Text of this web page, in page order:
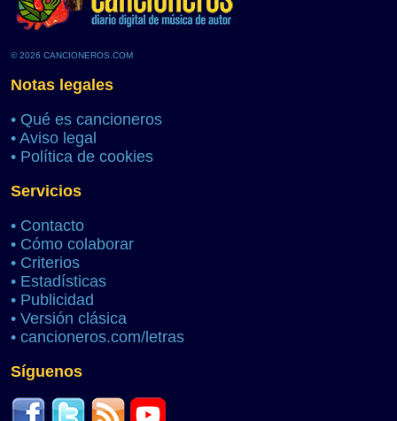
© 2026 CANCIONEROS.COM
Notas legales
• Qué es cancioneros
• Aviso legal
• Política de cookies
Servicios
• Contacto
• Cómo colaborar
• Criterios
• Estadísticas
• Publicidad
• Versión clásica
• cancioneros.com/letras
Síguenos